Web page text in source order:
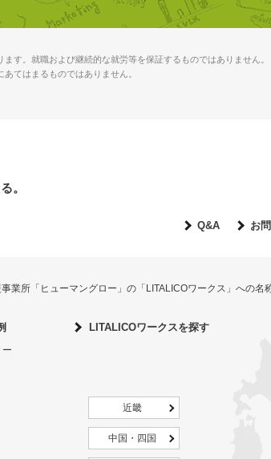
す。就職および継続的な就労等を保証するものではありません。
てはまるものではありません。
。
Q&A お
業所「ヒューマングロー」の「LITALICOワークス」への名
ー
LITALICOワークスを探す
近畿
中国・四国